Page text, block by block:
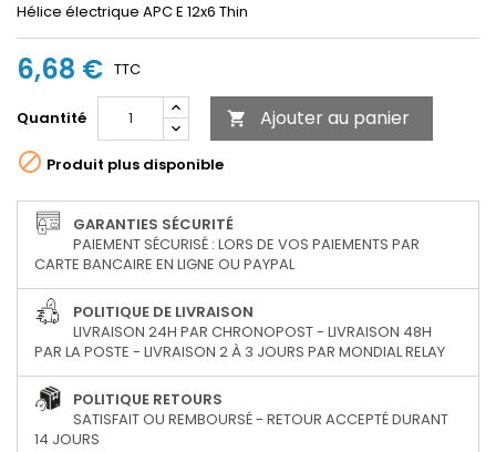
Hélice électrique APC E 12x6 Thin
6,68 € TTC
Quantité  Ajouter au panier
 Produit plus disponible
GARANTIES SÉCURITÉ
PAIEMENT SÉCURISÉ : LORS DE VOS PAIEMENTS PAR
CARTE BANCAIRE EN LIGNE OU PAYPAL
POLITIQUE DE LIVRAISON
LIVRAISON 24H PAR CHRONOPOST - LIVRAISON 48H
PAR LA POSTE - LIVRAISON 2 À 3 JOURS PAR MONDIAL RELAY
POLITIQUE RETOURS
SATISFAIT OU REMBOURSÉ - RETOUR ACCEPTÉ DURANT
14 JOURS